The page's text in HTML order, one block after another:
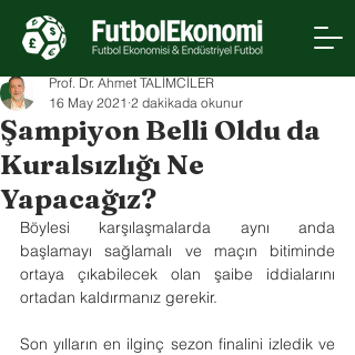
Şampiyon Belli Oldu da
Kuralsızlığı Ne
Yapacağız?
Prof. Dr. Ahmet TALİMCİLER
16 May 2021 2 dakikada okunur
Böylesi karşılaşmalarda aynı anda
başlamayı sağlamalı ve maçın bitiminde
ortaya çıkabilecek olan şaibe iddialarını
ortadan kaldırmanız gerekir.
Son yılların en ilginç sezon finalini izledik ve